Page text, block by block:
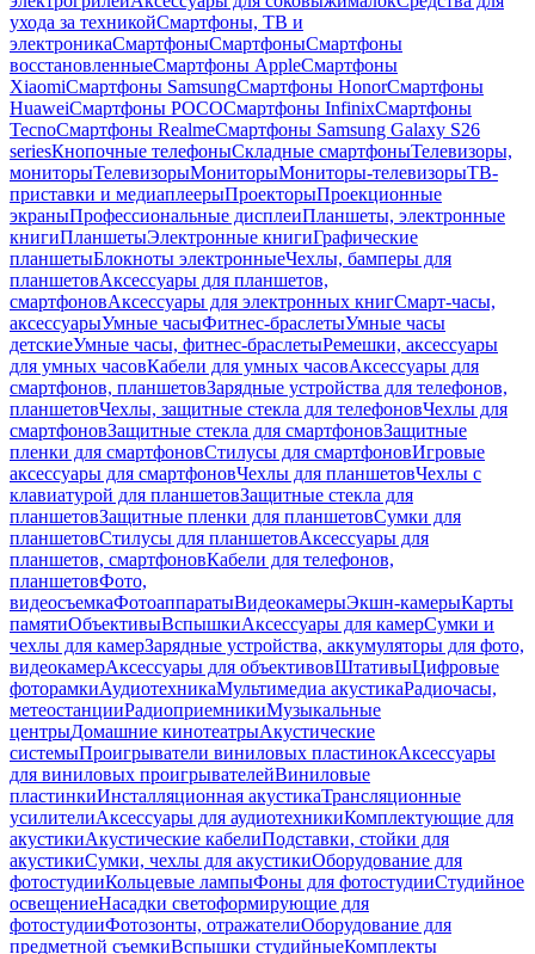
ухода за техникойСмартфоны, ТВ и
электроникаСмартфоныСмартфоныСмартфоны
восстановленныеСмартфоны AppleСмартфоны
XiaomiСмартфоны SamsungСмартфоны HonorСмартфоны
HuaweiСмартфоны POCOСмартфоны InfinixСмартфоны
TecnoСмартфоны RealmeСмартфоны Samsung Galaxy S26
seriesКнопочные телефоныСкладные смартфоныТелевизоры,
мониторыТелевизорыМониторыМониторы-телевизорыТВ-
приставки и медиаплеерыПроекторыПроекционные
экраныПрофессиональные дисплеиПланшеты, электронные
книгиПланшетыЭлектронные книгиГрафические
планшетыБлокноты электронныеЧехлы, бамперы для
планшетовАксессуары для планшетов,
смартфоновАксессуары для электронных книгСмарт-часы,
аксессуарыУмные часыФитнес-браслетыУмные часы
детскиеУмные часы, фитнес-браслетыРемешки, аксессуары
для умных часовКабели для умных часовАксессуары для
смартфонов, планшетовЗарядные устройства для телефонов,
планшетовЧехлы, защитные стекла для телефоновЧехлы для
смартфоновЗащитные стекла для смартфоновЗащитные
пленки для смартфоновСтилусы для смартфоновИгровые
аксессуары для смартфоновЧехлы для планшетовЧехлы с
клавиатурой для планшетовЗащитные стекла для
планшетовЗащитные пленки для планшетовСумки для
планшетовСтилусы для планшетовАксессуары для
планшетов, смартфоновКабели для телефонов,
планшетовФото,
видеосъемкаФотоаппаратыВидеокамерыЭкшн-камерыКарты
памятиОбъективыВспышкиАксессуары для камерСумки и
чехлы для камерЗарядные устройства, аккумуляторы для фото,
видеокамерАксессуары для объективовШтативыЦифровые
фоторамкиАудиотехникаМультимедиа акустикаРадиочасы,
метеостанцииРадиоприемникиМузыкальные
центрыДомашние кинотеатрыАкустические
системыПроигрыватели виниловых пластинокАксессуары
для виниловых проигрывателейВиниловые
пластинкиИнсталляционная акустикаТрансляционные
усилителиАксессуары для аудиотехникиКомплектующие для
акустикиАкустические кабелиПодставки, стойки для
акустикиСумки, чехлы для акустикиОборудование для
фотостудииКольцевые лампыФоны для фотостудииСтудийное
освещениеНасадки светоформирующие для
фотостудииФотозонты, отражателиОборудование для
предметной съемкиВспышки студийныеКомплекты